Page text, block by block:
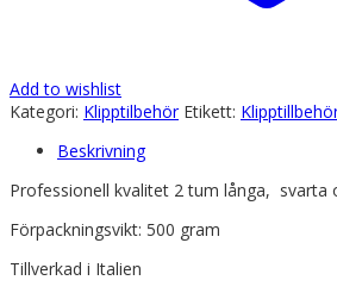
Add to wishlist
Kategori: Klipptilbehör Etikett:
Beskrivning
Professionell kvalitet 2 tum långa, svarta
Förpackningsvikt: 500 gram
Tillverkad i Italien